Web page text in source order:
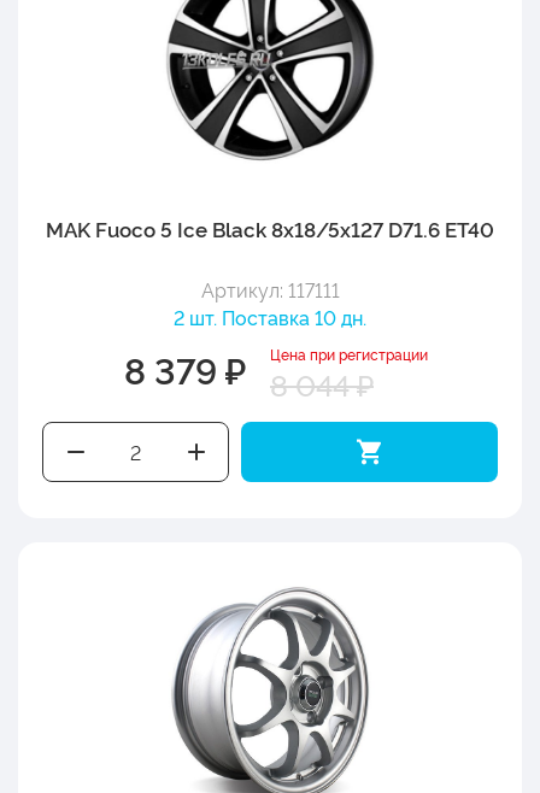
MAK Fuoco 5 Ice Black 8x18/5x127 D71.6 ET40
Артикул: 117111
2 шт. Поставка 10 дн.
8 379 ₽ Цена при регистрации
8 044 ₽